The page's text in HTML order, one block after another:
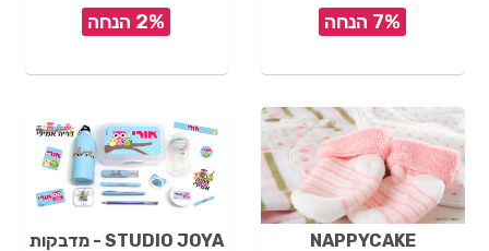
7% הנחה 2% הנחה
NAPPYCAKE
STUDIO JOYA - מדבקות